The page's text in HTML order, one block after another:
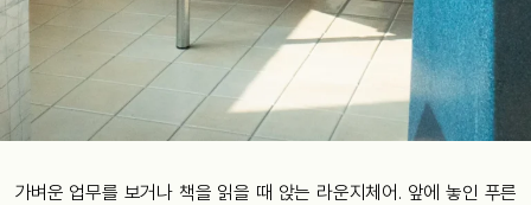
가벼운 업무를 보거나 책을 읽을 때 앉는 라운지체어. 앞에 놓인 푸른